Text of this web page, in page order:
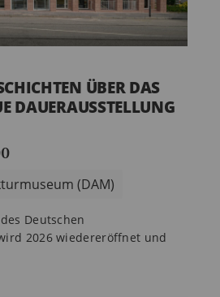
ÜBER DAS
DAUERAUSSTELLUNG
(DAM)
Deutschen
2026 wiedereröffnet und